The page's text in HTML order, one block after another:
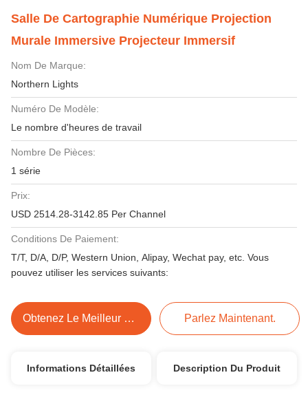
Salle De Cartographie Numérique Projection
Murale Immersive Projecteur Immersif
Nom De Marque:
Northern Lights
Numéro De Modèle:
Le nombre d'heures de travail
Nombre De Pièces:
1 série
Prix:
USD 2514.28-3142.85 Per Channel
Conditions De Paiement:
T/T, D/A, D/P, Western Union, Alipay, Wechat pay, etc. Vous
pouvez utiliser les services suivants:
Obtenez Le Meilleur Prix Parlez Maintenant.
Informations Détaillées Description Du Produit